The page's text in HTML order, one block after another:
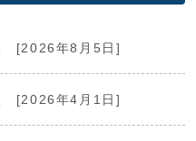
[2026年8月5日]
[2026年4月1日]